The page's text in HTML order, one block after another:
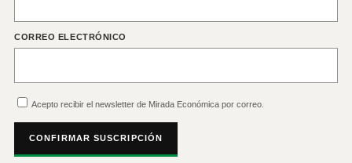
CORREO ELECTRÓNICO
Acepto recibir el newsletter de Mirada Económica por correo.
CONFIRMAR SUSCRIPCIÓN